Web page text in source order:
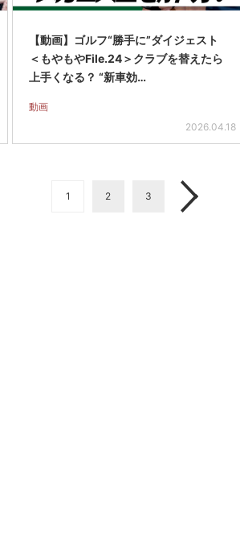
【動画】ゴルフ“勝手に”ダイジェスト
＜もやもやFile.24＞クラブを替えたら
上手くなる？ “新車効…
動画
2026.04.18
1 2 3